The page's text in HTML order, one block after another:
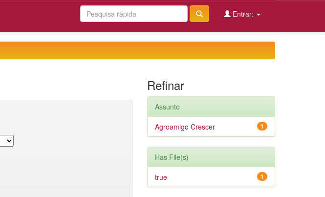
Entrar:
Refinar
Assunto
1
Agroamigo Crescer
Has File(s)
1
true